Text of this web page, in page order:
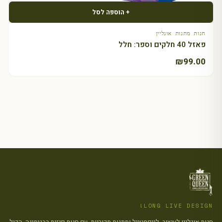
+ הוספה לסל
חנות מתנות אונליין
פאזל 40 חלקים וספר: חלל
₪99.00
LONG LIVE DESIGN!